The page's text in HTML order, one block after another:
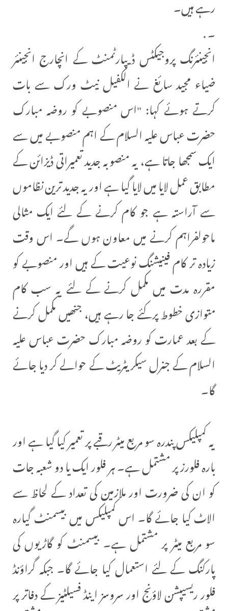
۔ .
انجینئرنگ پروجیکٹس ڈیپارٹمنٹ کے انچارج انجینئر
ضیاء مجید سائغ نے الکفیل نیٹ ورک سے بات
کرتے ہوئے کہا: "اس منصوبے کو روضہ مبارک
حضرت عباس علیہ السلام کے اہم منصوبے میں سے
ایک سمجھا جاتا ہے، یہ منصوبہ جدید تعمیراتی ڈیزائن کے
مطابق عمل لایا میں لایا گیا ہے اور یہ جدید ترین نظاموں
سے آراستہ ہے جو کام کرنے کے لئے ایک مثالی
ماحولفراہم کرنے میں معاون ہوں گے۔ اس وقت
زیادہ تر کام فینیشنگ نوعیت کے ہیں اور منصوبے کو
مقررہ مدت میں مکمل کرنے کے لئے یہ سب کام
متوازی خطوط پرکئے جا رہے ہیں، جنھیں مکمل کرنے
کے بعد عمارت کو روضہ مبارک حضرت عباس علیہ
السلام کے جنرل سیکریٹریٹ کے حوالے کر دیا جائے
گا۔
یہ کمپلیکس پندرہ سو مربع میٹر رقبے پر تعمیر کیا گیا ہے اور
بارہ فلورز پر مشتمل ہے۔ ہر فلور ایک یا دو شعبہ جات
کو ان کی ضرورت اور ملازمین کی تعداد کے لحاظ سے
الاٹ کیا جائے گا۔ اس کمپلیکس میں بیسمنٹ گیارہ
سو مربع میٹر پر مشتمل ہے۔ بیسمنٹ کو گاڑیوں کی
پارکنگ کے لئے استعمال کیا جائے گا۔ جبکہ گراؤنڈ
فلور ریسیپشن لاؤنج اور سروسز اینڈ فسیلٹیز کے دفاتر پر